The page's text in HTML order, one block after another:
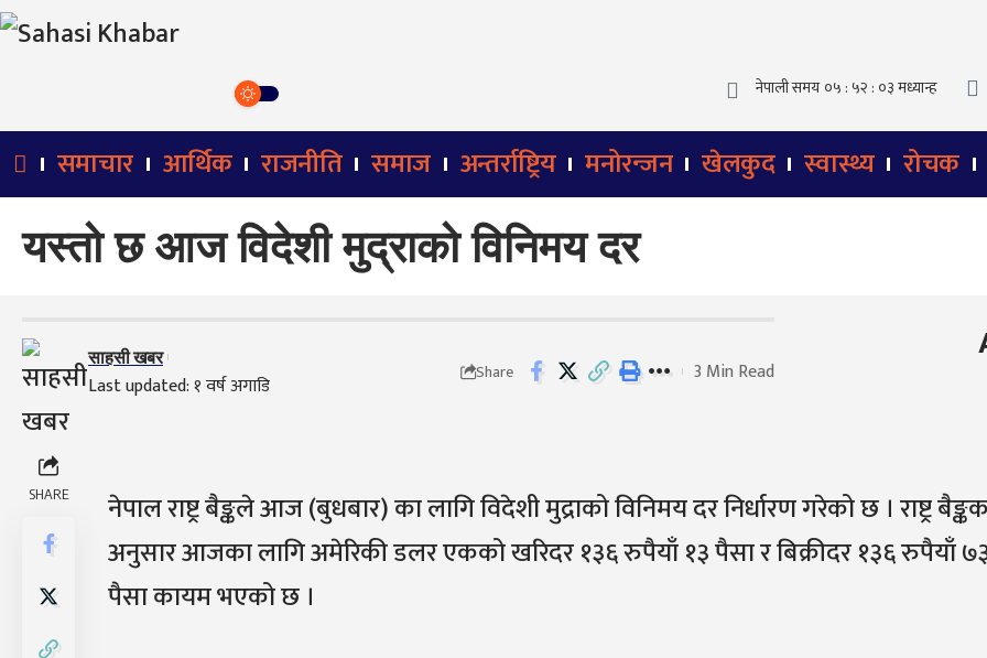
समाचार आर्थिक राजनीति समाज अन्तर्राष्ट्रिय मनोरन्जन खेलकुद स्वास्थ्य रोचक
यस्तो छ आज विदेशी मुद्राको विनिमय दर
Last updated: १ वर्ष अगाडि
साहसी खबर
Share 3 Min Read
SHARE
नेपाल राष्ट्र बैङ्कले आज (बुधबार) का लागि विदेशी मुद्राको विनिमय दर निर्धारण गरेको छ । राष्ट्र
अनुसार आजका लागि अमेरिकी डलर एकको खरिदर १३६ रुपैयाँ १३ पैसा र बिक्रीदर १३६ रुपैयाँ
पैसा कायम भएको छ ।